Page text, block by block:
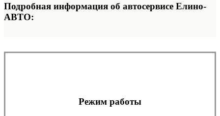
Подробная информация об автосервисе Елино-
АВТО:
Режим работы